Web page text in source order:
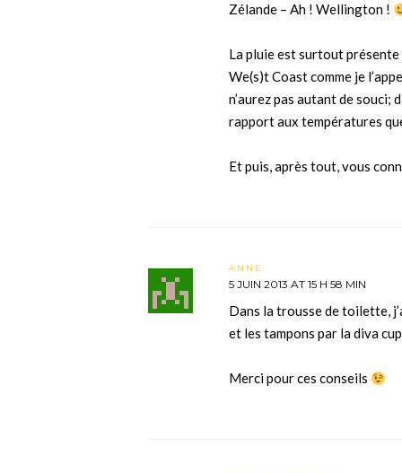
Zélande – Ah ! Wellington !
La pluie est surtout présente
We(s)t Coast comme je
n’aurez pas autant de souci;
rapport aux températures
Et puis, après tout, vous
ANNE
5 JUIN 2013 AT 15 H 58 MIN
Dans la trousse de toilette,
et les tampons par la diva
Merci pour ces conseils